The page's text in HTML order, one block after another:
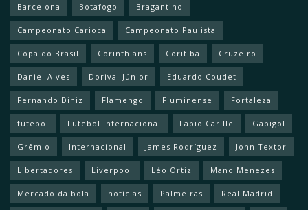
Barcelona Botafogo Bragantino
Campeonato Carioca Campeonato Paulista
Copa do Brasil Corinthians Coritiba Cruzeiro
Daniel Alves Dorival Júnior Eduardo Coudet
Fernando Diniz Flamengo Fluminense Fortaleza
futebol Futebol Internacional Fábio Carille Gabigol
Grêmio Internacional James Rodríguez John Textor
Libertadores Liverpool Léo Ortiz Mano Menezes
Mercado da bola notícias Palmeiras Real Madrid